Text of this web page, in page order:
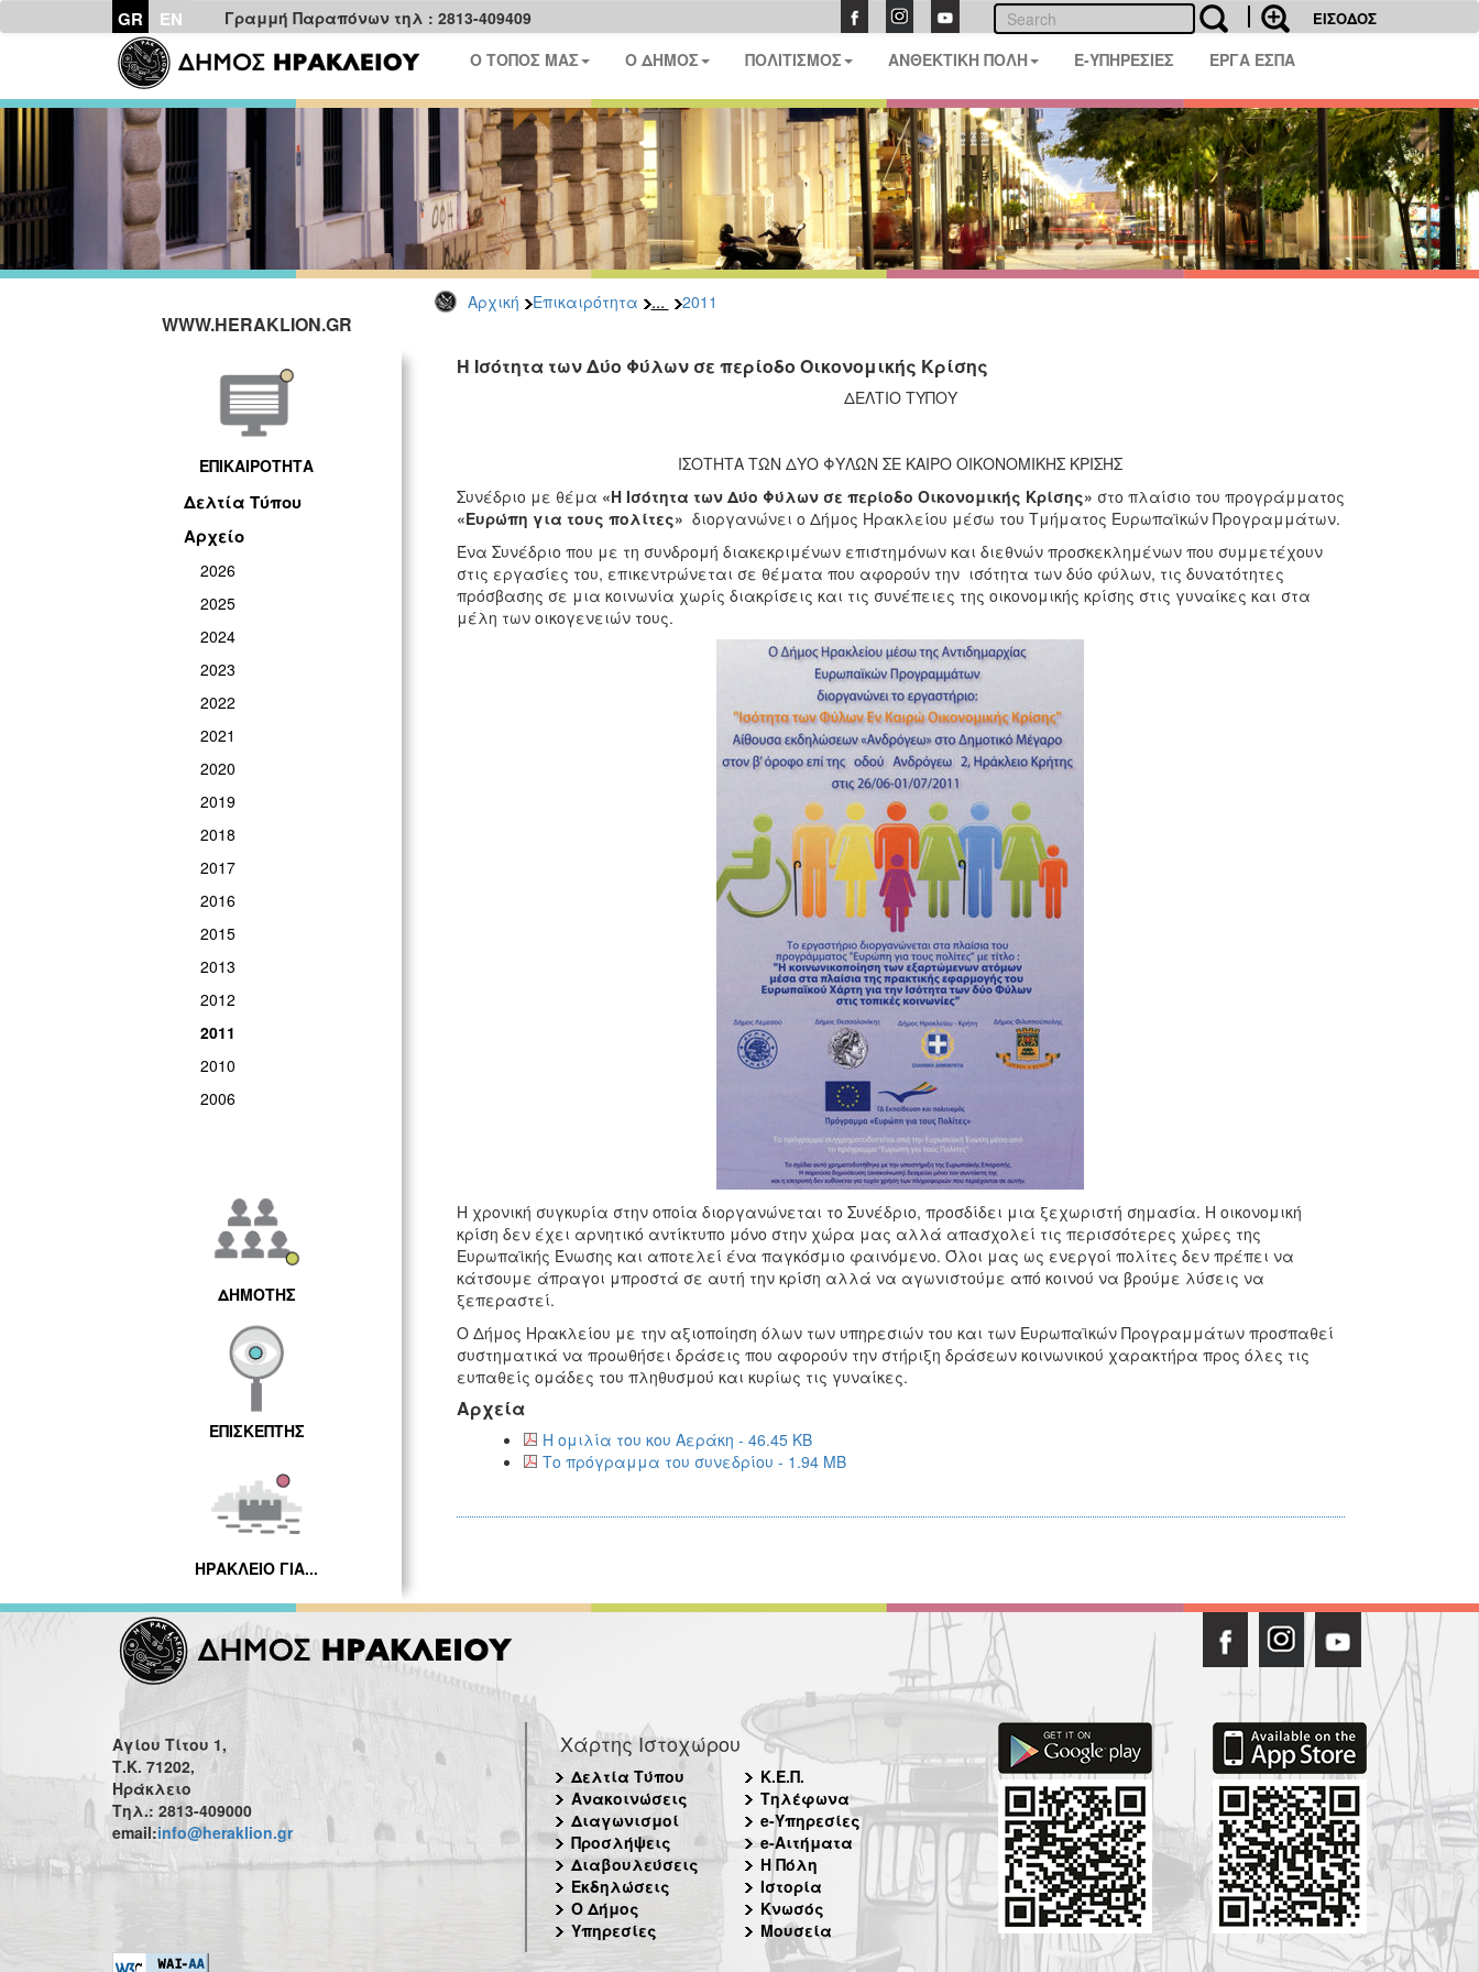
GR EN Γραμμή Παραπόνων τηλ : 2813-409409 ΕΙΣΟΔΟΣ
Ο ΤΟΠΟΣ ΜΑΣ Ο ΔΗΜΟΣ ΠΟΛΙΤΙΣΜΟΣ ΑΝΘΕΚΤΙΚΗ ΠΟΛΗ E-ΥΠΗΡΕΣΙΕΣ ΕΡΓΑ ΕΣΠΑ
Αρχική Επικαιρότητα ... 2011
WWW.HERAKLION.GR
ΕΠΙΚΑΙΡΟΤΗΤΑ
Δελτία Τύπου
Αρχείο
2026
2025
2024
2023
2022
2021
2020
2019
2018
2017
2016
2015
2013
2012
2011
2010
2006
ΔΗΜΟΤΗΣ
ΕΠΙΣΚΕΠΤΗΣ
ΗΡΑΚΛΕΙΟ ΓΙΑ...
Η Ισότητα των Δύο Φύλων σε περίοδο Οικονομικής Κρίσης
ΔΕΛΤΙΟ ΤΥΠΟΥ
ΙΣΟΤΗΤΑ ΤΩΝ ΔΥΟ ΦΥΛΩΝ ΣΕ ΚΑΙΡΟ ΟΙΚΟΝΟΜΙΚΗΣ ΚΡΙΣΗΣ
Συνέδριο με θέμα «Η Ισότητα των Δύο Φύλων σε περίοδο Οικονομικής Κρίσης» στο πλαίσιο του προγράμματος
«Ευρώπη για τους πολίτες» διοργανώνει o Δήμος Ηρακλείου μέσω του Τμήματος Ευρωπαϊκών Προγραμμάτων.
Ένα Συνέδριο που με τη συνδρομή διακεκριμένων επιστημόνων και διεθνών προσκεκλημένων που συμμετέχουν
στις εργασίες του, επικεντρώνεται σε θέματα που αφορούν την ισότητα των δύο φύλων, τις δυνατότητες
πρόσβασης σε μια κοινωνία χωρίς διακρίσεις και τις συνέπειες της οικονομικής κρίσης στις γυναίκες και στα
μέλη των οικογενειών τους.
Η χρονική συγκυρία στην οποία διοργανώνεται το Συνέδριο, προσδίδει μια ξεχωριστή σημασία. Η οικονομική
κρίση δεν έχει αρνητικό αντίκτυπο μόνο στην χώρα μας αλλά απασχολεί τις περισσότερες χώρες της
Ευρωπαϊκής Ένωσης και αποτελεί ένα παγκόσμιο φαινόμενο. Όλοι μας ως ενεργοί πολίτες δεν πρέπει να
κάτσουμε άπραγοι μπροστά σε αυτή την κρίση αλλά να αγωνιστούμε από κοινού να βρούμε λύσεις να
ξεπεραστεί.
Ο Δήμος Ηρακλείου με την αξιοποίηση όλων των υπηρεσιών του και των Ευρωπαϊκών Προγραμμάτων προσπαθεί
συστηματικά να προωθήσει δράσεις που αφορούν την στήριξη δράσεων κοινωνικού χαρακτήρα προς όλες τις
ευπαθείς ομάδες του πληθυσμού και κυρίως τις γυναίκες.
Αρχεία
Η ομιλία του κου Αεράκη - 46.45 KB
Το πρόγραμμα του συνεδρίου - 1.94 MB
Αγίου Τίτου 1,
Τ.Κ. 71202,
Ηράκλειο
Τηλ.: 2813-409000
email:info@heraklion.gr
Χάρτης Ιστοχώρου
Δελτία Τύπου
Ανακοινώσεις
Διαγωνισμοί
Προσλήψεις
Διαβουλεύσεις
Εκδηλώσεις
Ο Δήμος
Υπηρεσίες
Κ.Ε.Π.
Τηλέφωνα
e-Υπηρεσίες
e-Αιτήματα
Η Πόλη
Ιστορία
Κνωσός
Μουσεία